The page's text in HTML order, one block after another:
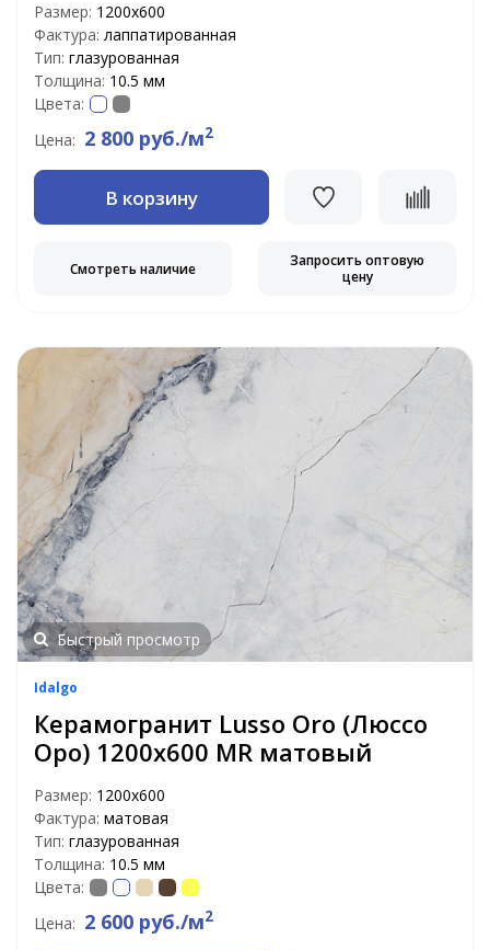
Размер: 1200х600
Фактура: лаппатированная
Тип: глазурованная
Толщина: 10.5 мм
Цвета:
Цена: 2 800 руб./м2
В корзину
Смотреть наличие
Запросить оптовую
цену
Быстрый просмотр
Idalgo
Керамогранит Lusso Oro (Люссо
Оро) 1200х600 MR матовый
Размер: 1200х600
Фактура: матовая
Тип: глазурованная
Толщина: 10.5 мм
Цвета:
Цена: 2 600 руб./м2